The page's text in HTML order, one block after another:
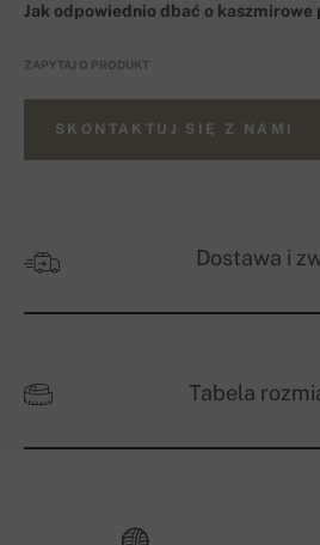
Jak odpowiednio dbać o kaszmirowe
ZAPYTAJ O PRODUKT
SKONTAKTUJ SIĘ Z NAMI
Dostawa i
Tabela